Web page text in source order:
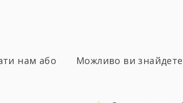
нам або
Можливо ви знайдете